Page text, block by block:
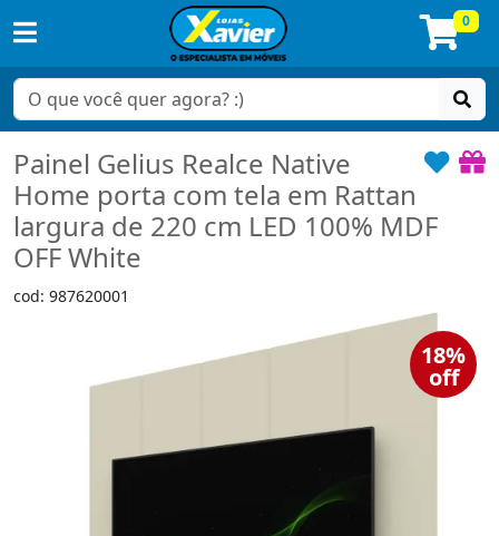
0
Painel Gelius Realce Native
Home porta com tela em Rattan
largura de 220 cm LED 100% MDF
OFF White
cod: 987620001
18%
off